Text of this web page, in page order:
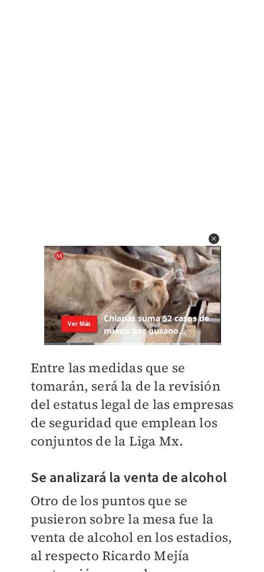
Entre las medidas que se
tomarán, será la de la revisión
del estatus legal de las empresas
de seguridad que emplean los
conjuntos de la Liga Mx.
Se analizará la venta de alcohol
Otro de los puntos que se
pusieron sobre la mesa fue la
venta de alcohol en los estadios,
al respecto Ricardo Mejía